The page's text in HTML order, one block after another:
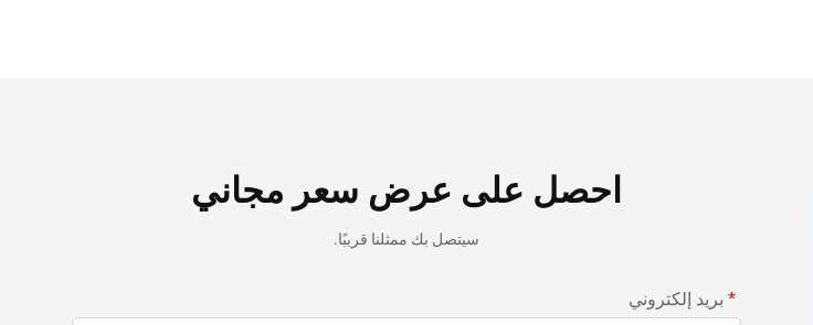
احصل على عرض سعر مجاني
سيتصل بك ممثلنا قريبًا.
بريد إلكتروني